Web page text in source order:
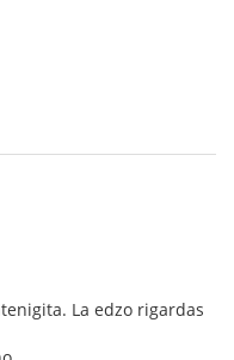
La edzo rigardas